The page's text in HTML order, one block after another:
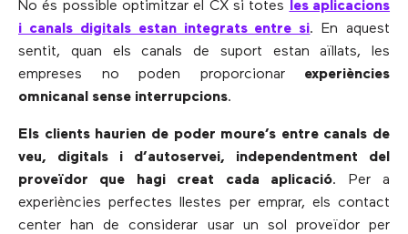
No és possible optimitzar el CX si totes
les aplicacions
i canals digitals estan integrats entre si. En aquest
sentit, quan els canals de suport estan aïllats, les
empreses no poden proporcionar experiències
omnicanal sense interrupcions.
Els clients haurien de poder moure’s entre canals de
veu, digitals i d’autoservei, independentment del
proveïdor que hagi creat cada aplicació. Per a
experiències perfectes llestes per emprar, els contact
center han de considerar usar un sol proveïdor per